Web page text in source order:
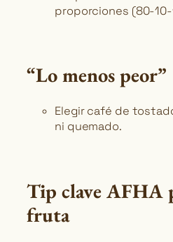
proporciones (80-10-
“Lo menos peor”
Elegir café de
ni quemado.
Tip clave AFHA
fruta